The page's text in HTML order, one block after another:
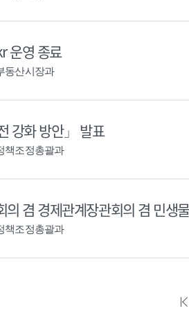
운영 종료
동산시장과
강화 방안」 발표
책조정총괄과
의 겸 경제관계장관회의 겸 민생
책조정총괄과